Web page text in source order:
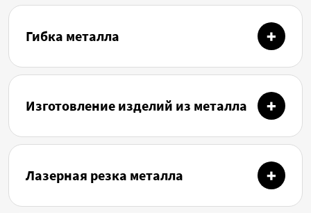
Гибка металла
Изготовление изделий из металла
Лазерная резка металла